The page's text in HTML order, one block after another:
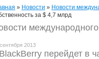
» Новости » Новости
за $ 4,7 млрд
2013
BlackBerry перейдет в